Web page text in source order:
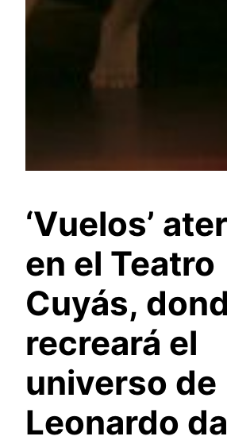
‘Vuelos’
en el Teatro
Cuyás,
recreará el
universo de
Leonardo